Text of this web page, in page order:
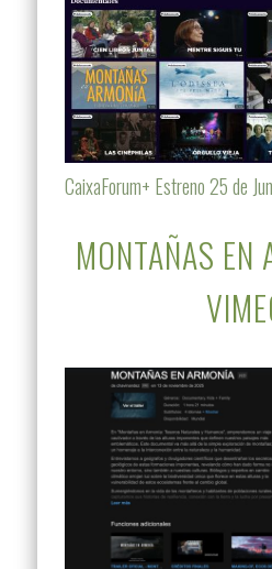
CaixaForum+ Estreno 25 de
MONTAÑAS EN